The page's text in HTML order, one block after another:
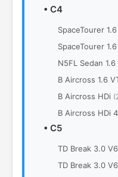
• C4
SpaceTourer
SpaceTourer
N5FL Sedan 1.6
B Aircross 1.6
B Aircross HDi
B Aircross HDi
• C5
TD Break 3.0 V6
TD Break 3.0